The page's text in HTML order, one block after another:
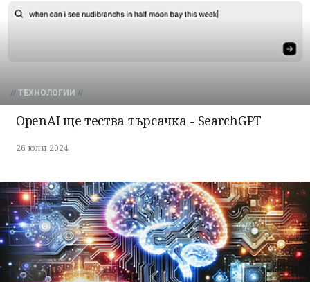
ТЕХНОЛОГИИ
OpenAI ще тества търсачка - SearchGPT
26 юли 2024